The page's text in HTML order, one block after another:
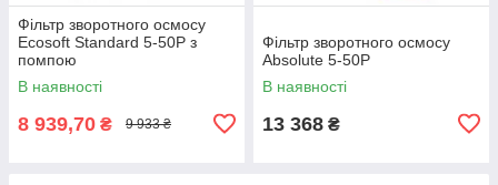
Фільтр зворотного осмосу
Ecosoft Standard 5-50P з
помпою
В наявності
8 939,70 ₴ 9 933 ₴
Фільтр зворотного осмосу
Absolute 5-50P
В наявності
13 368 ₴